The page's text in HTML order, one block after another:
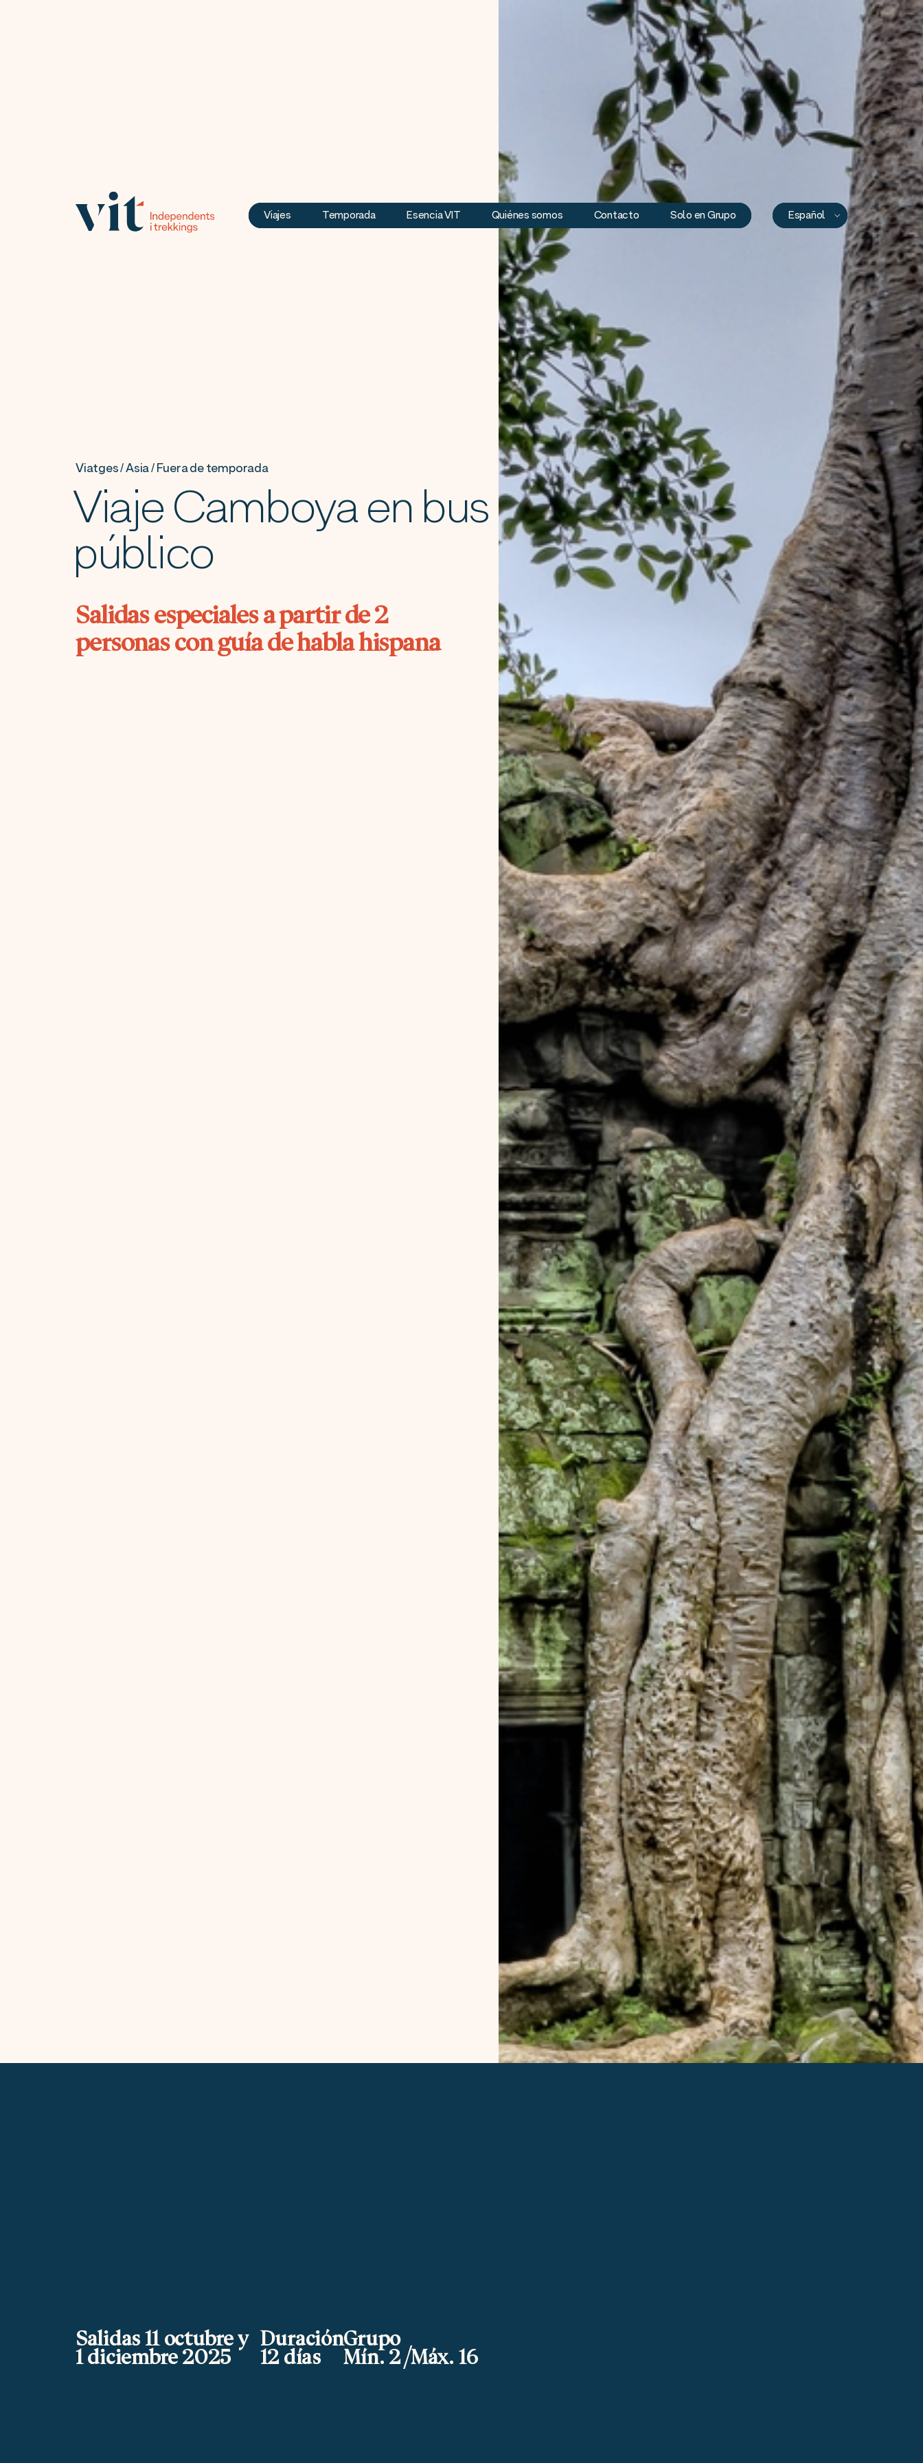
Viajes Temporada Esencia VIT Quiénes somos Contacto Solo en Grupo Español
Español
Viatges / Asia / Fuera de temporada
Viaje Camboya en bus
público
Salidas especiales a partir de 2
personas con guía de habla hispana
Salidas 11 octubre y
1 diciembre 2025
Duración
12 días
Grupo
Mín. 2 /Máx. 16